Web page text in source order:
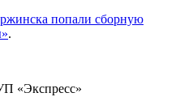
попали сборную
.
«Экспресс»